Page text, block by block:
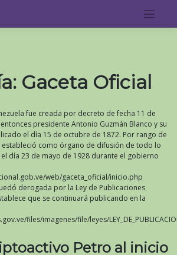
Gaceta Oficial
fue creada por decreto de fecha 11 de
presidente Antonio Guzmán Blanco y su
el día 15 de octubre de 1872. Por rango de
estableció como órgano de difusión de todo lo
día 23 de mayo de 1928 durante el gobierno
web/gaceta_oficial/inicio.php
derogada por la Ley de Publicaciones
que se continuará publicando en la
files/imagenes/file/leyes/
Petro al inicio